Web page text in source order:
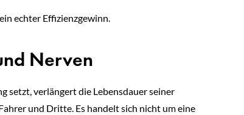
echter Effizienzgewinn.
Nerven
setzt, verlängert die Lebensdauer seiner
und Dritte. Es handelt sich nicht um eine